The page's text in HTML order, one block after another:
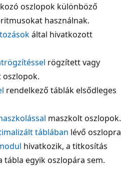
oszlopok különböző
használnak.
által hivatkozott
rögzített vagy
rendelkező táblák elsődleges
maszkolt oszlopok.
táblában lévő oszlopra
hivatkozik, a titkosítás
tábla egyik oszlopára sem.